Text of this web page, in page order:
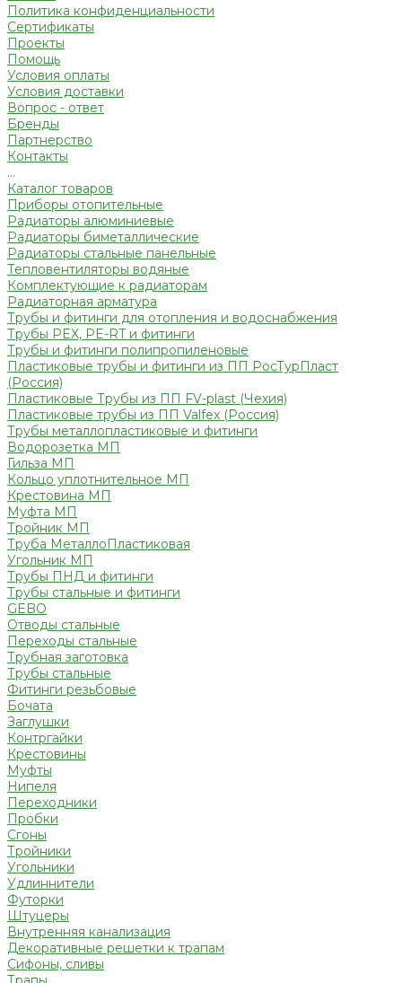
Политика конфиденциальности
Сертификаты
Проекты
Помощь
Условия оплаты
Условия доставки
Вопрос - ответ
Бренды
Партнерство
Контакты
...
Каталог товаров
Приборы отопительные
Радиаторы алюминиевые
Радиаторы биметаллические
Радиаторы стальные панельные
Тепловентиляторы водяные
Комплектующие к радиаторам
Радиаторная арматура
Трубы и фитинги для отопления и водоснабжения
Трубы PEX, PE-RT и фитинги
Трубы и фитинги полипропиленовые
Пластиковые трубы и фитинги из ПП РосТурПласт
(Россия)
Пластиковые Трубы из ПП FV-plast (Чехия)
Пластиковые трубы из ПП Valfex (Россия)
Трубы металлопластиковые и фитинги
Водорозетка МП
Гильза МП
Кольцо уплотнительное МП
Крестовина МП
Муфта МП
Тройник МП
Труба МеталлоПластиковая
Угольник МП
Трубы ПНД и фитинги
Трубы стальные и фитинги
GEBO
Отводы стальные
Переходы стальные
Трубная заготовка
Трубы стальные
Фитинги резьбовые
Бочата
Заглушки
Контргайки
Крестовины
Муфты
Нипеля
Переходники
Пробки
Сгоны
Тройники
Угольники
Удлиннители
Футорки
Штуцеры
Внутренняя канализация
Декоративные решетки к трапам
Сифоны, сливы